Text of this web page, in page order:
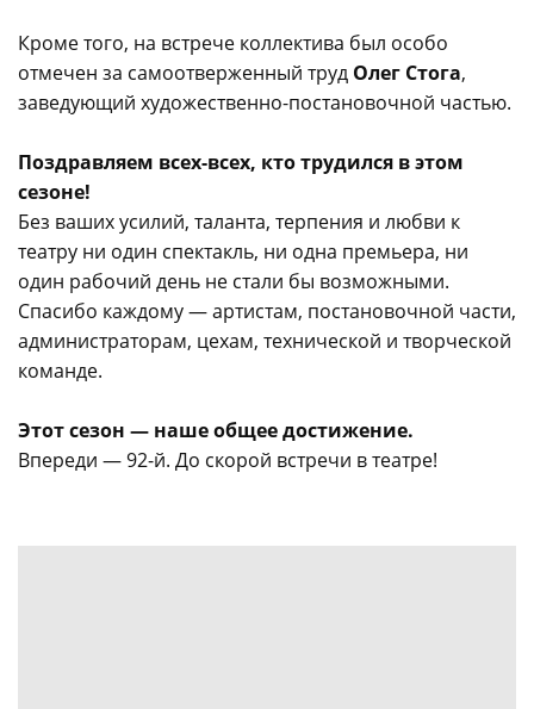
Кроме того, на встрече коллектива был особо
отмечен за самоотверженный труд Олег Стога,
заведующий художественно-постановочной частью.
Поздравляем всех-всех, кто трудился в этом
сезоне!
Без ваших усилий, таланта, терпения и любви к
театру ни один спектакль, ни одна премьера, ни
один рабочий день не стали бы возможными.
Спасибо каждому — артистам, постановочной части,
администраторам, цехам, технической и творческой
команде.
Этот сезон — наше общее достижение.
Впереди — 92-й. До скорой встречи в театре!